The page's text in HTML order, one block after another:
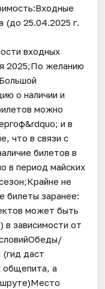
(до 25.04.2025 г.
входных
2025;По желанию
о наличии и
можно
и в
что в связи с
билетов в
в период майских
не
билеты заранее:
может быть
в зависимости от
(гид даст
общепита, а